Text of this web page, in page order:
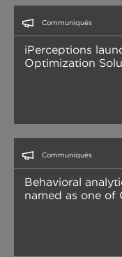
Communiqués
iPerceptions
Optimization
Communiqués
Behavioral
named as one of